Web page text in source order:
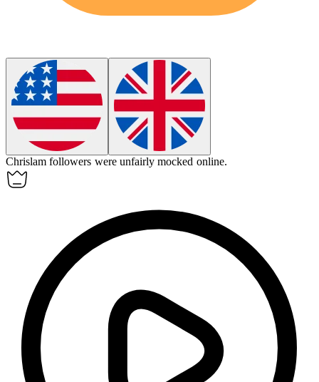
Chrislam followers were unfairly mocked online.